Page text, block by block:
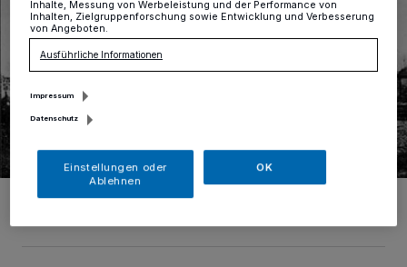
Der Alt-Erkrather Bahnhof um 1910.
Inhalte, Messung von Werbeleistung und der Performance von
Inhalten, Zielgruppenforschung sowie Entwicklung und Verbesserung
von Angeboten.
Ausführliche Informationen
Impressum
Datenschutz
Einstellungen oder
Ablehnen
OK